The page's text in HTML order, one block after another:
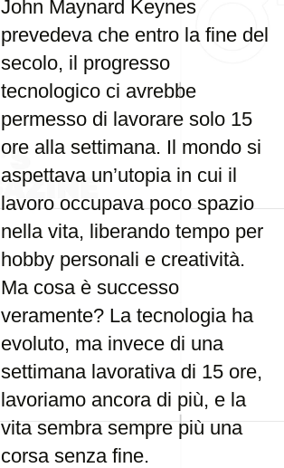
John Maynard Keynes
prevedeva che entro la fine del
secolo, il progresso
tecnologico ci avrebbe
permesso di lavorare solo 15
ore alla settimana. Il mondo si
aspettava un’utopia in cui il
lavoro occupava poco spazio
nella vita, liberando tempo per
hobby personali e creatività.
Ma cosa è successo
veramente? La tecnologia ha
evoluto, ma invece di una
settimana lavorativa di 15 ore,
lavoriamo ancora di più, e la
vita sembra sempre più una
corsa senza fine.